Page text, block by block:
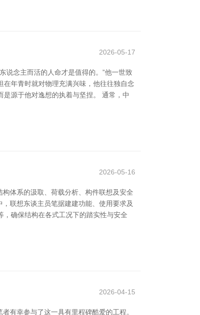
2026-05-17
说念主而活的人命才是值得的。”他一世致
在年青时就对物理充满兴味，他往往独自念
源于他对逸想的执着与坚捏。 通常，中
2026-05-16
体系的汲取、荷载分析、构件联想及安全
联想东谈主员笔据建建功能、使用要求及
确保结构在各式工况下的踏实性与安全
2026-04-15
有幸参与了这一具有里程碑酷爱的工程。